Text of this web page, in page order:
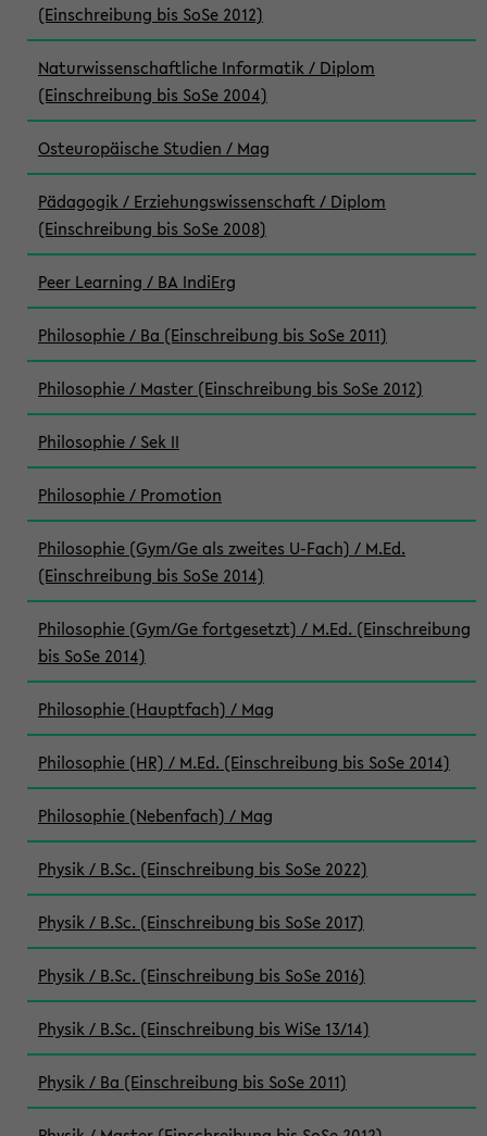
(Einschreibung bis SoSe 2012)
Naturwissenschaftliche Informatik / Diplom
(Einschreibung bis SoSe 2004)
Osteuropäische Studien / Mag
Pädagogik / Erziehungswissenschaft / Diplom
(Einschreibung bis SoSe 2008)
Peer Learning / BA IndiErg
Philosophie / Ba (Einschreibung bis SoSe 2011)
Philosophie / Master (Einschreibung bis SoSe 2012)
Philosophie / Sek II
Philosophie / Promotion
Philosophie (Gym/Ge als zweites U-Fach) / M.Ed.
(Einschreibung bis SoSe 2014)
Philosophie (Gym/Ge fortgesetzt) / M.Ed. (Einschreibung
bis SoSe 2014)
Philosophie (Hauptfach) / Mag
Philosophie (HR) / M.Ed. (Einschreibung bis SoSe 2014)
Philosophie (Nebenfach) / Mag
Physik / B.Sc. (Einschreibung bis SoSe 2022)
Physik / B.Sc. (Einschreibung bis SoSe 2017)
Physik / B.Sc. (Einschreibung bis SoSe 2016)
Physik / B.Sc. (Einschreibung bis WiSe 13/14)
Physik / Ba (Einschreibung bis SoSe 2011)